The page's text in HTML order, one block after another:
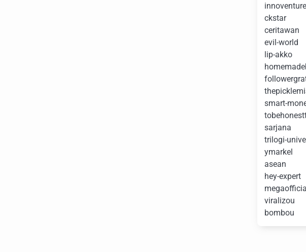
innoventure
ckstar
ceritawan
evil-world
lip-akko
smart-
sarjana
trilogi-
ymarkel
asean
hey-expert
megaofficial
viralizou
bombou